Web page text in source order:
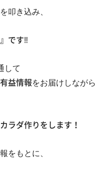
叩き込み、
です‼
して
益情報をお届けしながら
ラダ作りをします！
をもとに、